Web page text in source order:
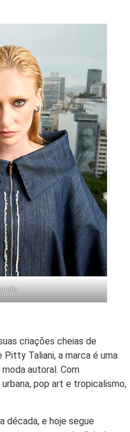
criações cheias de
Pitty Taliani, a marca é uma
autoral. Com
pop art e tropicalismo,
década, e hoje segue